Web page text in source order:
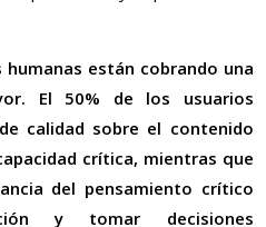
humanas están cobrando una
El 50% de los usuarios
calidad sobre el contenido
crítica, mientras que
del pensamiento crítico
y tomar decisiones